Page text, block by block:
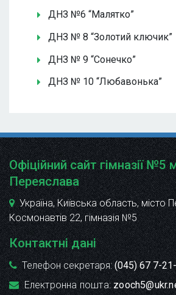
ДНЗ №6 “Малятко”
ДНЗ № 8 “Золотий ключик”
ДНЗ № 9 “Сонечко”
ДНЗ № 10 “Любавонька”
Офіційний сайт гімназії №5
Переяслава
Україна, Київська область, місто
Космонавтів 22, гімназія №5
Контактні дані
Телефон секретаря:(045) 67 7-
Електронна пошта: